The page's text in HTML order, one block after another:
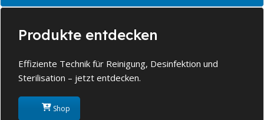
Produkte entdecken
Effiziente Technik für Reinigung, Desinfektion und
Sterilisation – jetzt entdecken.
Shop